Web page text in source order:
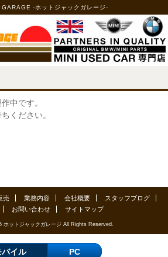
-ホットジャックガレージ-
中です。
ください。
売 業務内容 会社概要
スタッフブログ
お問い合わせ サイトマップ
ホットジャックガレージ All Rights Reserved.
バイル PC